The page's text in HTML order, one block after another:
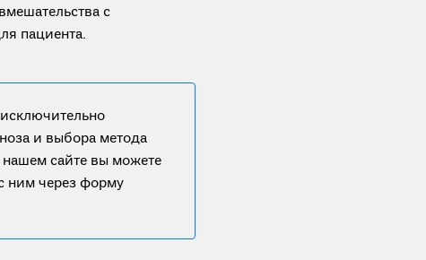
с
пациента.
и выбора метода
нашем сайте вы можете
ним через форму